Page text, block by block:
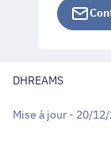
DHREAMS
Mise à jour - 20/